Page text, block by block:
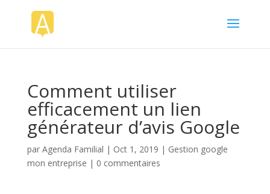
Comment utiliser
efficacement un lien
générateur d’avis Google
par Agenda Familial | Oct 1, 2019 | Gestion google
mon entreprise | 0 commentaires